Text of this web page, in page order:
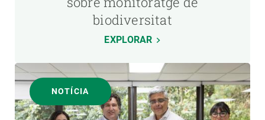
biodiversitat
EXPLORAR
NOTÍCIA